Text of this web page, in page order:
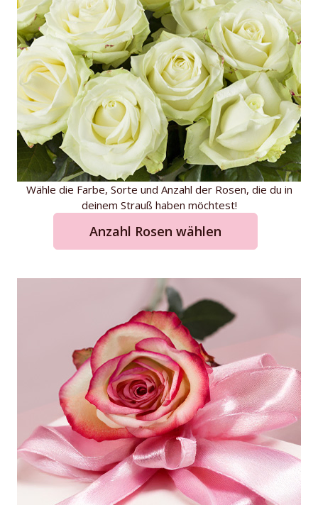
Wähle die Farbe, Sorte und Anzahl der Rosen, die du in
deinem Strauß haben möchtest!
Anzahl Rosen wählen